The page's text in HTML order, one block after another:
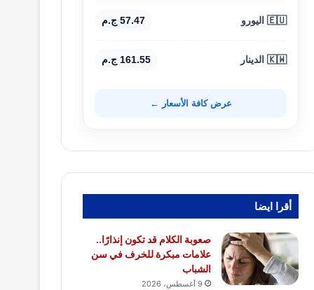
🇪🇺 اليورو 57.47 ج.م
🇰🇼 الدينار 161.55 ج.م
عرض كافة الأسعار ←
أقرا ايضا
صعوبة الكلام قد تكون إنذارًا..
علامات مبكرة للخرف في سن
الشباب
9 أغسطس، 2026